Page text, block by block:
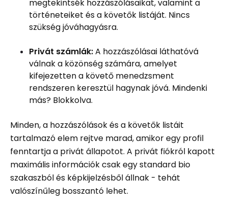
megtekintsék hozzászólásaikat, valamint a
történeteiket és a követők listáját. Nincs
szükség jóváhagyásra.
Privát számlák:A hozzászólásai láthatóvá
válnak a közönség számára, amelyet
kifejezetten a követő menedzsment
rendszeren keresztül hagynak jóvá. Mindenki
más? Blokkolva.
Minden, a hozzászólások és a követők listáit
tartalmazó elem rejtve marad, amikor egy profil
fenntartja a privát állapotot. A privát fiókról kapott
maximális információk csak egy standard bio
szakaszból és képkijelzésből állnak - tehát
valószínűleg bosszantó lehet.